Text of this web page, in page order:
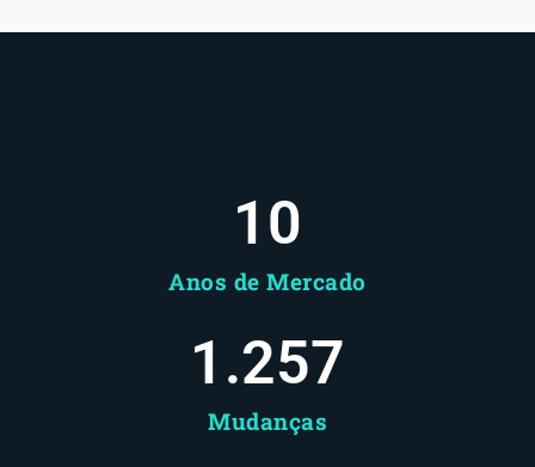
Anos de Mercado
10
Mudanças
1.258